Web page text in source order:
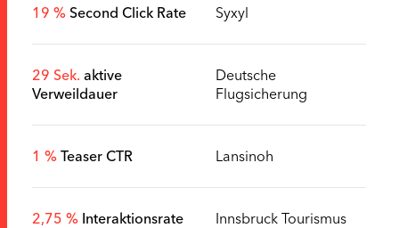
19 % Second Click Rate Syxyl
29 Sek. aktive
Verweildauer
Deutsche
Flugsicherung
1 % Teaser CTR Lansinoh
2,75 % Interaktionsrate Innsbruck Tourismus